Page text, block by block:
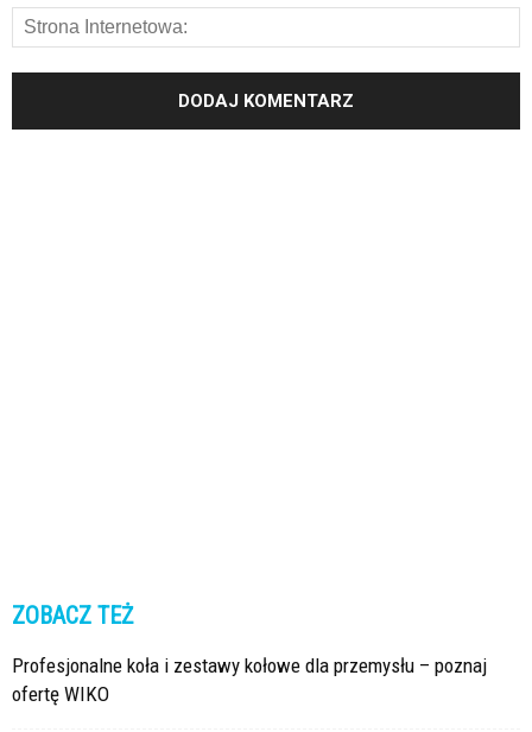
ZOBACZ TEŻ
Profesjonalne koła i zestawy kołowe dla przemysłu – poznaj
ofertę WIKO